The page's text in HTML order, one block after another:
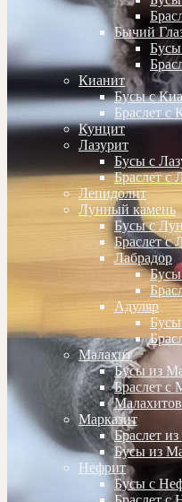
Бычий
Кианит
Бусы с
Браслет с
Кунцит
Лазурит
Бусы с
Браслет с
Лепидолит
Лунный камень
Бусы с
Браслет с
Лабрадор
Адуляр
Малахит
Бусы из
Браслет с
Марказит
Браслет
Бусы из
Нефрит
Бусы с